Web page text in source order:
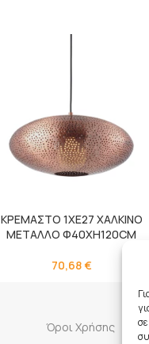
ΚΡΕΜΑΣΤΟ 1ΧΕ27 ΧΑΛΚΙΝΟ
ΜΕΤΑΛΛΟ Φ40ΧΗ120CM
70,68€
Όροι Χρήσης